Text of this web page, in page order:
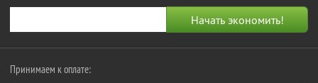
Принимаем к оплате: